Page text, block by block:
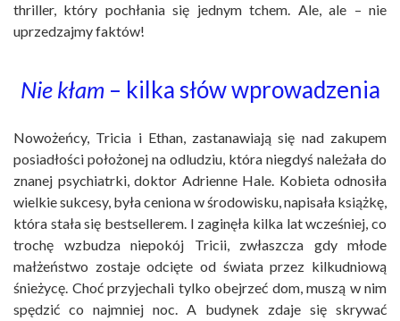
thriller, który pochłania się jednym tchem. Ale, ale – nie
uprzedzajmy faktów!
Nie kłam– kilka słów wprowadzenia
Nowożeńcy, Tricia i Ethan, zastanawiają się nad zakupem
posiadłości położonej na odludziu, która niegdyś należała do
znanej psychiatrki, doktor Adrienne Hale. Kobieta odnosiła
wielkie sukcesy, była ceniona w środowisku, napisała książkę,
która stała się bestsellerem. I zaginęła kilka lat wcześniej, co
trochę wzbudza niepokój Tricii, zwłaszcza gdy młode
małżeństwo zostaje odcięte od świata przez kilkudniową
śnieżycę. Choć przyjechali tylko obejrzeć dom, muszą w nim
spędzić co najmniej noc. A budynek zdaje się skrywać